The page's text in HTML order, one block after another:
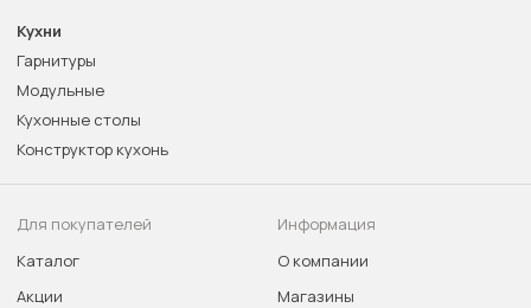
Кухни
Гарнитуры
Модульные
Кухонные столы
Конструктор кухонь
Для покупателей
Каталог
Акции
Информация
О компании
Магазины